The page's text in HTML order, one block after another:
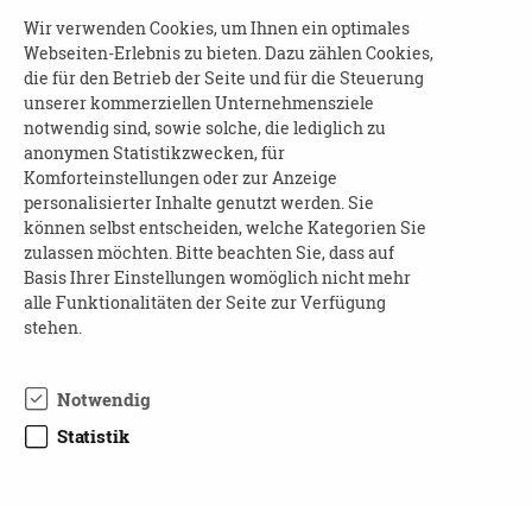
Laune in der Natur. Geführte Wanderung mit
der Lachweltmeisterin Romy Einhorn.
Anmeldung sowie weitere Informationen:
Bianka Hammer,
Telefon: 0176 70649274
Mail:demenz@hs-mittweida.de
Um eine Anmeldung wird gebeten.
Das Angebot ist kostenfrei.
Wir verwenden Cookies, um Ihnen ein optimales
Webseiten-Erlebnis zu bieten. Dazu zählen Cookies,
die für den Betrieb der Seite und für die Steuerung
unserer kommerziellen Unternehmensziele
notwendig sind, sowie solche, die lediglich zu
anonymen Statistikzwecken, für
Komforteinstellungen oder zur Anzeige
personalisierter Inhalte genutzt werden. Sie
können selbst entscheiden, welche Kategorien Sie
zulassen möchten. Bitte beachten Sie, dass auf
Basis Ihrer Einstellungen womöglich nicht mehr
alle Funktionalitäten der Seite zur Verfügung
stehen.
Notwendig
Statistik